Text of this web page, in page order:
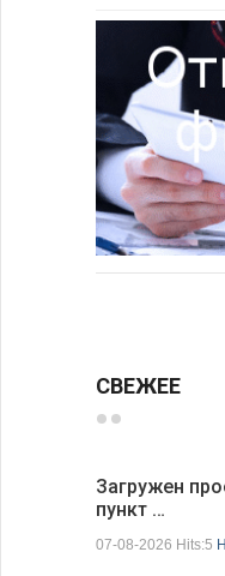
СВЕЖЕЕ
Загружен
пункт …
07-08-2026 Hits:5